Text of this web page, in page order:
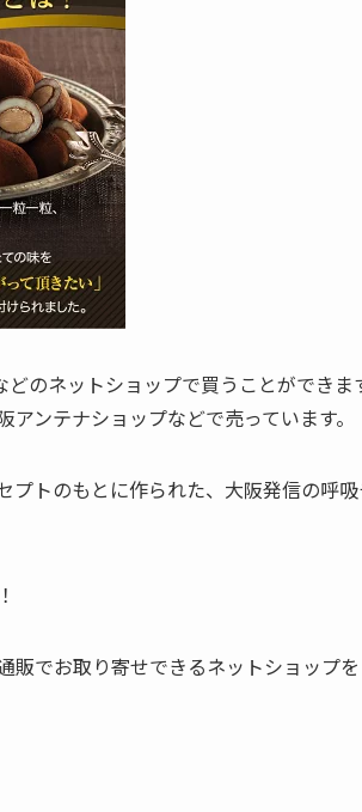
のネットショップで買うことができま
ンテナショップなどで売っています。
プトのもとに作られた、大阪発信の呼
販でお取り寄せできるネットショップ